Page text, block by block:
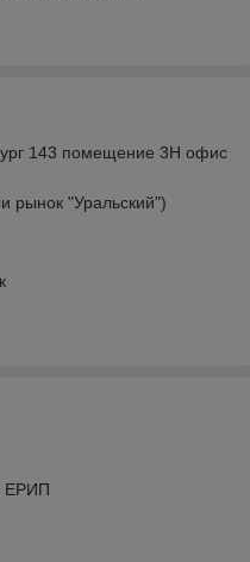
143 помещение 3Н офис
рынок "Уральский")
ЕРИП